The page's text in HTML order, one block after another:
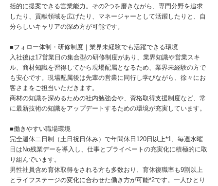
括的に提案できる営業能力。その2つを磨きながら、専門分野を追求
したり、貢献領域を広げたり、マネージャーとして活躍したりと、自
分らしいキャリアの深め方が可能です。
■フォロー体制・研修制度｜業界未経験でも活躍できる環境
入社後は17営業日の集合型の研修制度があり、業界知識や営業スキ
ル、商材知識を習得してから現場配属となるため、業界未経験の方で
も安心です。現場配属後は先輩の営業に同行し学びながら、徐々にお
客さまをご担当いただきます。
商材の知識を深めるための社内勉強会や、資格取得支援制度など、常
に最新技術の知識をアップデートするための環境が充実しています。
■働きやすい職場環境
完全週休二日制（土日祝日休み）で年間休日120日以上*1、毎週水曜
日はNo残業デーを導入し、仕事とプライベートの充実化に積極的に取
り組んでいます。
男性社員含め育休取得をされる方も多数おり、育休復職率も9割以上
とライフステージの変化に合わせた働き方が可能*2です。一人ひとり